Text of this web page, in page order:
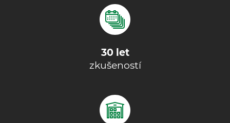
30 let
zkušeností